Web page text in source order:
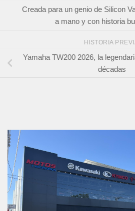
Creada para un genio de Silicon
a mano y con historia
HISTORIA
Yamaha TW200 2026, la
décadas